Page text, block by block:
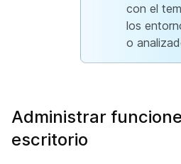
con el
los
o
Administrar
escritorio